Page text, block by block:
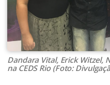
Dandara Vital, Erick Witzel,
na CEDS Rio (Foto: